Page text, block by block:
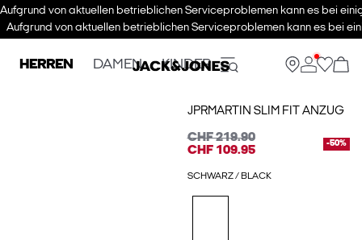
Aufgrund von aktuellen betrieblichen Serviceproblemen kann es bei
Aufgrund von aktuellen betrieblichen Serviceproblemen kann es bei
HERREN DAMEN KINDER
JPRMARTIN SLIM FIT ANZUG
CHF 219.90
CHF 109.95
-50%
SCHWARZ / BLACK